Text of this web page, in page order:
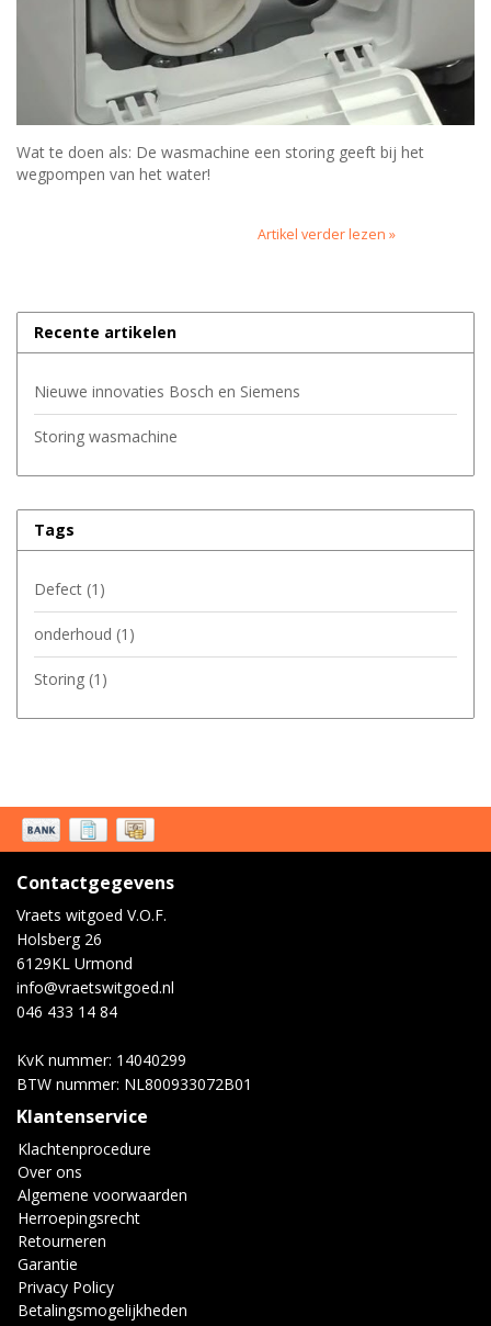
Wat te doen als: De wasmachine een storing geeft bij het
wegpompen van het water!
Artikel verder lezen »
Recente artikelen
Nieuwe innovaties Bosch en Siemens
Storing wasmachine
Tags
Defect (1)
onderhoud (1)
Storing (1)
Contactgegevens
Vraets witgoed V.O.F.
Holsberg 26
6129KL Urmond
info@vraetswitgoed.nl
046 433 14 84
KvK nummer: 14040299
BTW nummer: NL800933072B01
Klantenservice
Klachtenprocedure
Over ons
Algemene voorwaarden
Herroepingsrecht
Retourneren
Garantie
Privacy Policy
Betalingsmogelijkheden